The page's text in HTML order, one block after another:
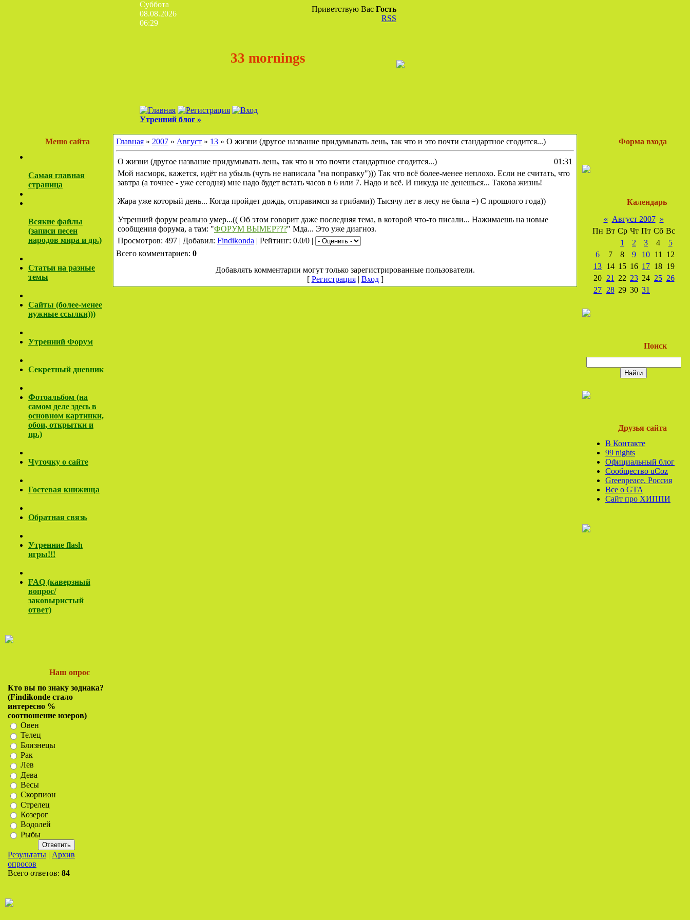
Суббота
08.08.2026
06:29
Приветствую Вас Гость
RSS
33 mornings
Утренний блог »
Меню сайта
Самая главная
страница
Всякие файлы
(записи песен
народов мира и др.)
Cтатьи на разные
темы
Сайты (более-менее
нужные ссылки)))
Утренний Форум
Секретный дневник
Фотоальбом (на
самом деле здесь в
основном картинки,
обои, открытки и
пр.)
Чуточку о сайте
Гостевая книжища
Обратная связь
Утренние flash
игры!!!
FAQ (каверзный
вопрос/
заковыристый
ответ)
Наш опрос
Кто вы по знаку зодиака?
(Findikonde стало
интересно %
соотношение юзеров)
Овен
Телец
Близнецы
Рак
Лев
Дева
Весы
Скорпион
Стрелец
Козерог
Водолей
Рыбы
Результаты | Архив
опросов
Всего ответов: 84
Главная » 2007 » Август » 13 » О жизни (другое название придумывать лень, так что и это почти стандартное сгодится...)
О жизни (другое название придумывать лень, так что и это почти стандартное сгодится...)
01:31
Мой насморк, кажется, идёт на убыль (чуть не написала "на поправку"))) Так что всё более-менее неплохо. Если не считать, что
завтра (а точнее - уже сегодня) мне надо будет встать часов в 6 или 7. Надо и всё. И никуда не денешься... Такова жизнь!
Жара уже который день... Когда пройдет дождь, отправимся за грибами)) Тысячу лет в лесу не была =) С прошлого года))
Утренний форум реально умер...(( Об этом говорит даже последняя тема, в которой что-то писали... Нажимаешь на новые
сообщения форума, а там: "ФОРУМ ВЫМЕР???" Мда... Это уже диагноз.
Просмотров: 497 | Добавил: Findikonda | Рейтинг: 0.0/0 |
Всего комментариев: 0
Добавлять комментарии могут только зарегистрированные пользователи.
[ Регистрация| Вход]
Форма входа
Календарь
« Август 2007 »
Пн Вт Ср Чт Пт Сб Вс
1
2 3 4
5
6
7 8 9 10 11
12
13 14 15 16 17 18 19
20 21 22 23 24 25 26
27 28 29 30 31
Поиск
Друзья сайта
В Контакте
99 nights
Официальный блог
Сообщество uCoz
Greenpeace. Россия
Все o GTA
Сайт про ХИППИ